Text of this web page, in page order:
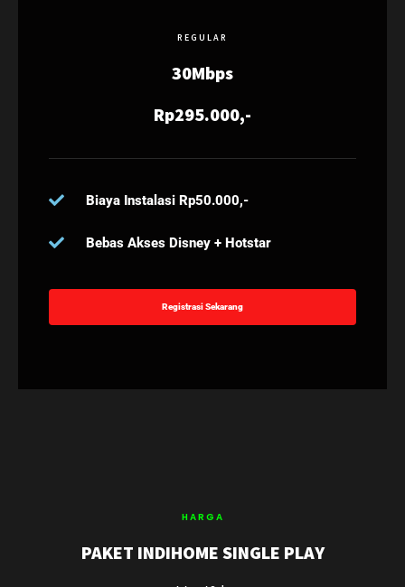
REGULAR
30Mbps
Rp295.000,-
Biaya Instalasi Rp50.000,-
Bebas Akses Disney + Hotstar
Registrasi Sekarang
HARGA
PAKET INDIHOME SINGLE PLAY